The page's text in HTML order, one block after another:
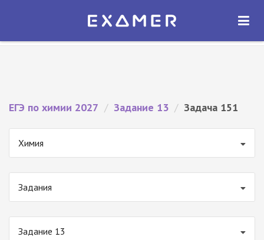
Экзамер — ЕГЭ 2027
ОТКРЫТЬ
ЕГЭ по химии 2027 / Задание 13 / Задача 151
Химия
Задания
Задание 13